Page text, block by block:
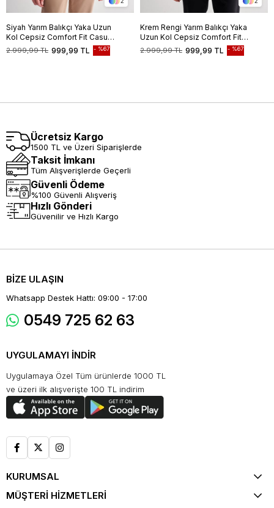
Siyah Yarım Balıkçı Yaka Uzun
Kol Cepsiz Comfort Fit Casual
Pamuklu Triko Kazak
1012255203
999,99 TL
2.999,99 TL %67
Krem Rengi Yarım Balıkçı Yaka
Uzun Kol Cepsiz Comfort Fit
Casual Pamuklu Triko Kazak
1012255203
999,99 TL
2.999,99 TL %67
Ücretsiz Kargo
1500 TL ve Üzeri Siparişlerde
Taksit İmkanı
Tüm Alışverişlerde Geçerli
Güvenli Ödeme
%100 Güvenli Alışveriş
Hızlı Gönderi
Güvenilir ve Hızlı Kargo
BİZE ULAŞIN
Whatsapp Destek Hattı: 09:00 - 17:00
0549 725 62 63
UYGULAMAYI İNDİR
Uygulamaya Özel Tüm ürünlerde 1000 TL
ve üzeri ilk alışverişte 100 TL indirim
KURUMSAL
MÜŞTERİ HİZMETLERİ